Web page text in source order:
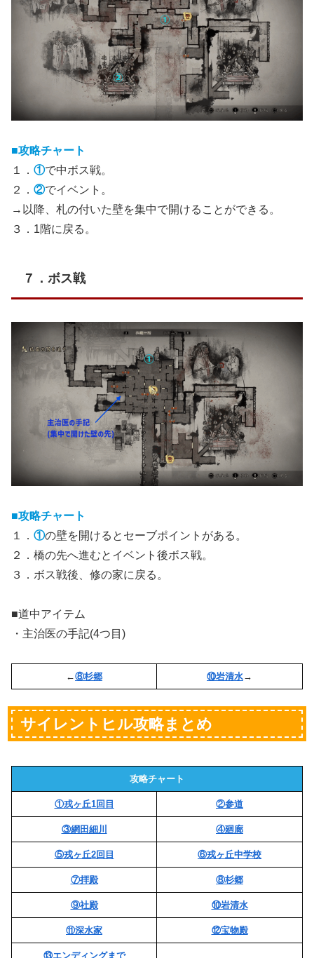
■攻略チャート
１． ①で中ボス戦。
２． ②でイベント。
→以降、札の付いた壁を集中で開けることができる。
３．1階に戻る。
７．ボス戦
■攻略チャート
１． ①の壁を開けるとセーブポイントがある。
２．橋の先へ進むとイベント後ボス戦。
３．ボス戦後、修の家に戻る。
■道中アイテム
・主治医の手記(4つ目)
←⑧杉郷 ⑩岩清水→
サイレントヒル攻略まとめ
攻略チャート
①戎ヶ丘1回目 ②参道
③網田細川 ④廻廊
⑤戎ヶ丘2回目 ⑥戎ヶ丘中学校
⑦拝殿 ⑧杉郷
⑨社殿 ⑩岩清水
⑪深水家 ⑫宝物殿
⑬エンディングまで